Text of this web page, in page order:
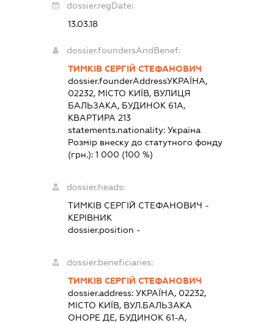
dossier.regDate:
13.03.18
dossier.foundersAndBenef:
ТИМКІВ СЕРГІЙ СТЕФАНОВИЧ
dossier.founderAddressУКРАЇНА,
02232, МІСТО КИЇВ, ВУЛИЦЯ
БАЛЬЗАКА, БУДИНОК 61А,
КВАРТИРА 213
statements.nationality:Україна
Розмір внеску до статутного фонду
(грн.):1 000 (100 %)
dossier.heads:
ТИМКІВ СЕРГІЙ СТЕФАНОВИЧ -
КЕРІВНИК
dossier.position -
dossier.beneficiaries:
ТИМКІВ СЕРГІЙ СТЕФАНОВИЧ
dossier.address:УКРАЇНА, 02232,
МІСТО КИЇВ, ВУЛ.БАЛЬЗАКА
ОНОРЕ ДЕ, БУДИНОК 61-А,